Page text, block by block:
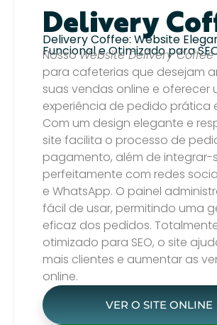
Delivery
Delivery Coffee: Website
Funcional e Otimizado para
NossoWebsite Delivery Coffee
para cafeterias que desejam
suas vendas online e oferecer
experiência de pedido prática
Com um design elegante e
site facilita o processo de
pagamento, além de integrar-
perfeitamente com redes
e WhatsApp. O painel
fácil de usar, permitindo uma
eficaz dos pedidos.
otimizado para SEO, o site
mais clientes e aumentar as
online.
VER O SITE ONLINE